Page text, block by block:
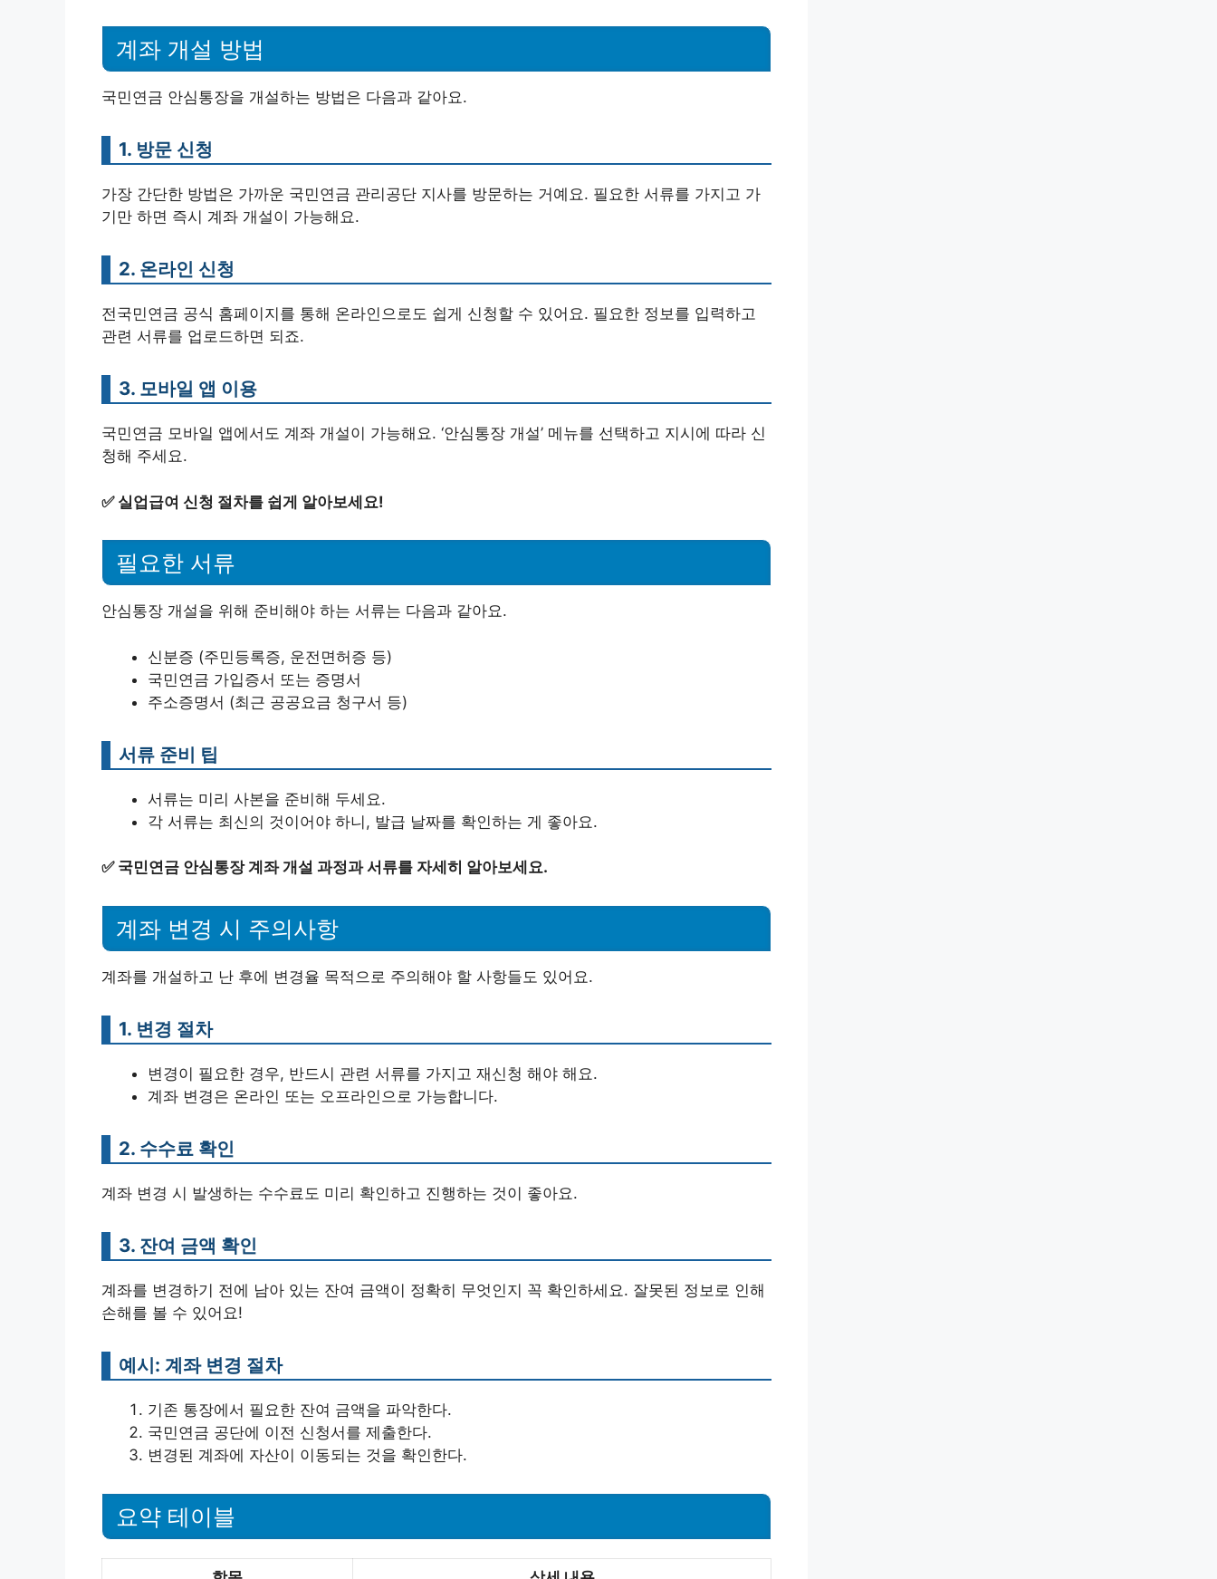
계좌 개설 방법
국민연금 안심통장을 개설하는 방법은 다음과 같아요.
1. 방문 신청
가장 간단한 방법은 가까운 국민연금 관리공단 지사를 방문하는 거예요. 필요한 서류를 가지고 가
기만 하면 즉시 계좌 개설이 가능해요.
2. 온라인 신청
전국민연금 공식 홈페이지를 통해 온라인으로도 쉽게 신청할 수 있어요. 필요한 정보를 입력하고
관련 서류를 업로드하면 되죠.
3. 모바일 앱 이용
국민연금 모바일 앱에서도 계좌 개설이 가능해요. ‘안심통장 개설’ 메뉴를 선택하고 지시에 따라 신
청해 주세요.
✅ 실업급여 신청 절차를 쉽게 알아보세요!
필요한 서류
안심통장 개설을 위해 준비해야 하는 서류는 다음과 같아요.
신분증 (주민등록증, 운전면허증 등)
국민연금 가입증서 또는 증명서
주소증명서 (최근 공공요금 청구서 등)
서류 준비 팁
서류는 미리 사본을 준비해 두세요.
각 서류는 최신의 것이어야 하니, 발급 날짜를 확인하는 게 좋아요.
✅ 국민연금 안심통장 계좌 개설 과정과 서류를 자세히 알아보세요.
계좌 변경 시 주의사항
계좌를 개설하고 난 후에 변경율 목적으로 주의해야 할 사항들도 있어요.
1. 변경 절차
변경이 필요한 경우, 반드시 관련 서류를 가지고 재신청 해야 해요.
계좌 변경은 온라인 또는 오프라인으로 가능합니다.
2. 수수료 확인
계좌 변경 시 발생하는 수수료도 미리 확인하고 진행하는 것이 좋아요.
3. 잔여 금액 확인
계좌를 변경하기 전에 남아 있는 잔여 금액이 정확히 무엇인지 꼭 확인하세요. 잘못된 정보로 인해
손해를 볼 수 있어요!
예시: 계좌 변경 절차
기존 통장에서 필요한 잔여 금액을 파악한다.
국민연금 공단에 이전 신청서를 제출한다.
변경된 계좌에 자산이 이동되는 것을 확인한다.
요약 테이블